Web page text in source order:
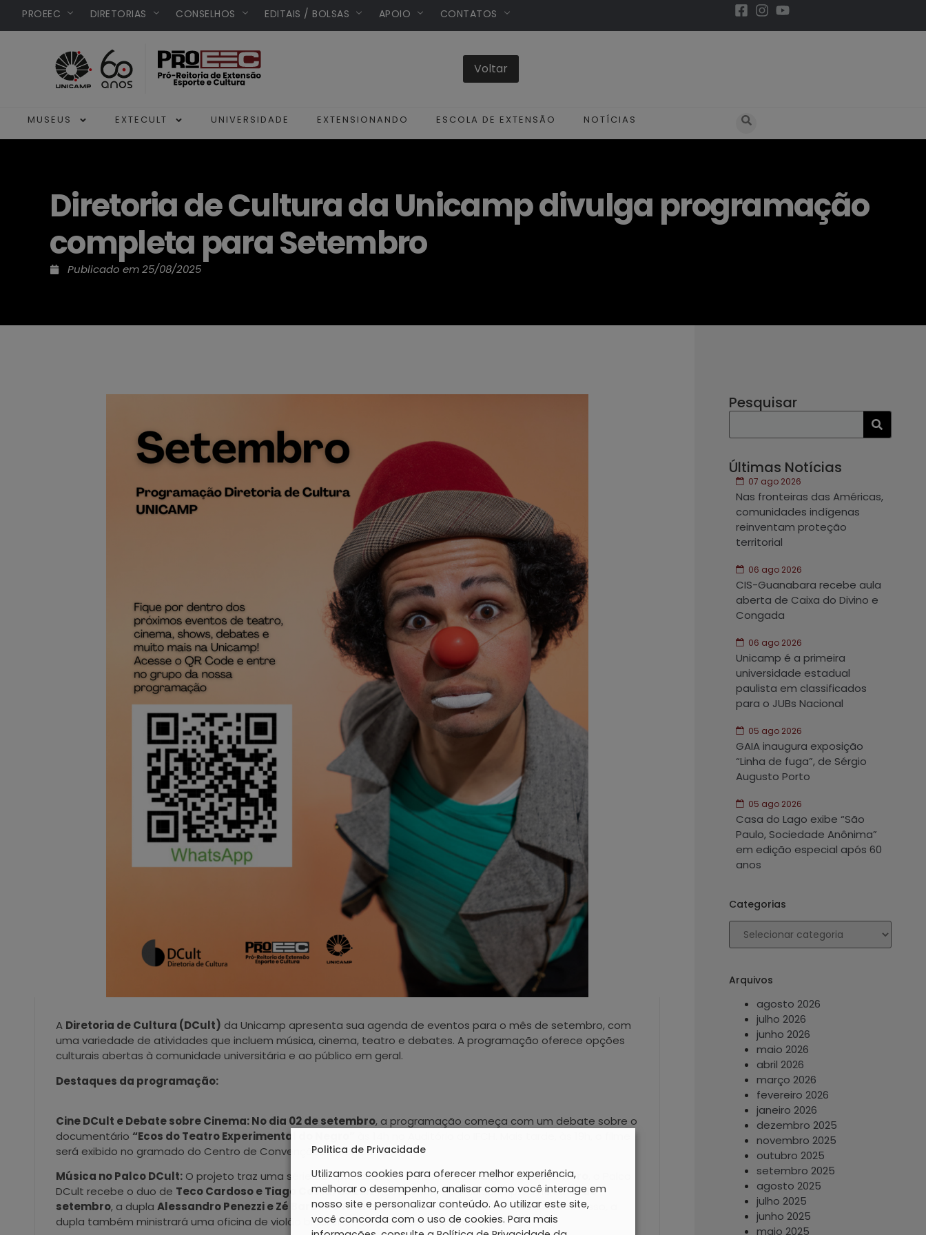
PROEEC DIRETORIAS CONSELHOS EDITAIS / BOLSAS APOIO CONTATOS
MUSEUS EXTECULT UNIVERSIDADE EXTENSIONANDO ESCOLA DE EXTENSÃO NOTÍCIAS
Diretoria de Cultura da Unicamp divulga programação
completa para Setembro
Publicado em25/08/2025
A Diretoria de Cultura (DCult) da Unicamp apresenta sua agenda de eventos para o mês de setembro, com
uma variedade de atividades que incluem música, cinema, teatro e debates. A programação oferece opções
culturais abertas à comunidade universitária e ao público em geral.
Destaques da programação:
Cine DCult e Debate sobre Cinema: No dia 02 de setembro, a programação começa com um debate sobre o
documentário “Ecos do Teatro Experimental do Negro”
será exibido no gramado do Centro de Convenções da Unicamp.
Música no Palco DCult: O projeto traz uma série de apresentações musicais.No dia 04 de setembro
DCult recebe o duo de Teco Cardoso e Tiago Costa, às 20h, no Auditório da Adunicamp. Já no dia11 de
setembro, a dupla Alessandro Penezzi e Zé Barbeiro fará um show às 20hno mesmo local. Antes disso, a
dupla também ministrará uma oficina de violão brasileiro na Sala 35 do IA, das 16h às 18h.
Pesquisar
Últimas Notícias
07 ago 2026
Nas fronteiras das Américas,
comunidades indígenas
reinventam proteção
territorial
06 ago 2026
CIS-Guanabara recebe aula
aberta de Caixa do Divino e
Congada
06 ago 2026
Unicamp é a primeira
universidade estadual
paulista em classificados
para o JUBs Nacional
05 ago 2026
GAIA inaugura exposição
“Linha de fuga”, de Sérgio
Augusto Porto
05 ago 2026
Casa do Lago exibe “São
Paulo, Sociedade Anônima”
em edição especial após 60
anos
Categorias
Arquivos
agosto 2026
julho 2026
junho 2026
maio 2026
abril 2026
março 2026
fevereiro 2026
janeiro 2026
dezembro 2025
novembro 2025
outubro 2025
setembro 2025
agosto 2025
julho 2025
junho 2025
maio 2025
Politica de Privacidade
Utilizamos cookies para oferecer melhor experiência,
melhorar o desempenho, analisar como você interage em
nosso site e personalizar conteúdo. Ao utilizar este site,
você concorda com o uso de cookies. Para mais